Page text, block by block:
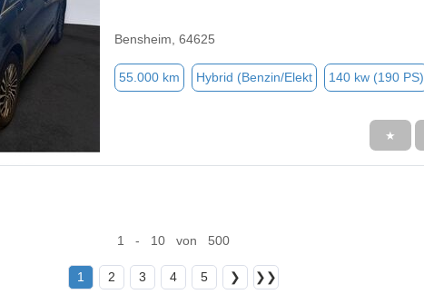
Bensheim, 64625
55.000 km Hybrid (Benzin/Elekt 140 kw (190 PS)
★
1 - 10 von 500
1 2 3 4 5 ❯ ❯❯